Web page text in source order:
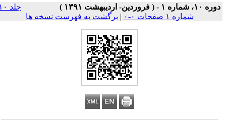
دوره ۱۰، شماره ۱ - ( فروردین- اردیبهشت ۱۳۹۱ )
جلد ۱۰
شماره ۱ صفحات ۰-۰
| برگشت به فهرست نسخه ها